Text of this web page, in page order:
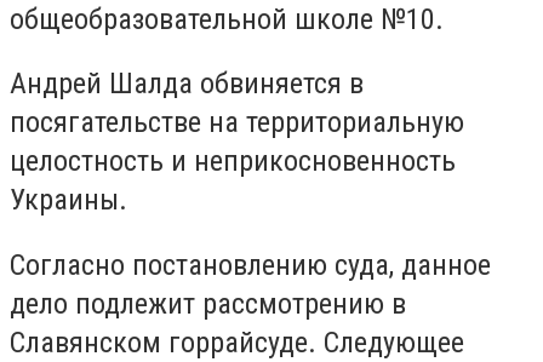
общеобразовательной школе №10.
Андрей Шалда обвиняется в
посягательстве на территориальную
целостность и неприкосновенность
Украины.
Согласно постановлению суда, данное
дело подлежит рассмотрению в
Славянском горрайсуде. Следующее